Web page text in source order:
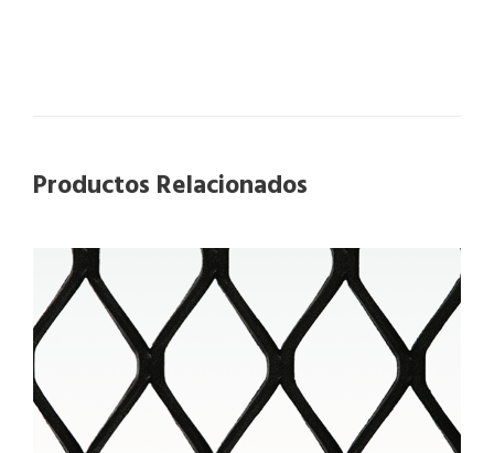
Productos Relacionados